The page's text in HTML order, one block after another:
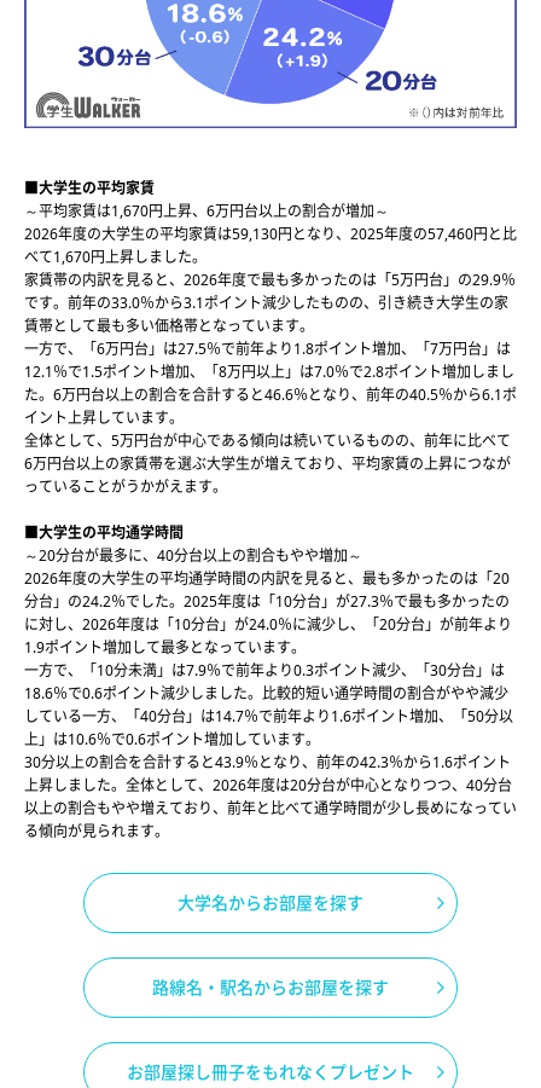
■大学生の平均家賃
～平均家賃は1,670円上昇、6万円台以上の割合が増加～
2026年度の大学生の平均家賃は59,130円となり、2025年度の57,460円と比
べて1,670円上昇しました。
家賃帯の内訳を見ると、2026年度で最も多かったのは「5万円台」の29.9％
です。前年の33.0％から3.1ポイント減少したものの、引き続き大学生の家
賃帯として最も多い価格帯となっています。
一方で、「6万円台」は27.5％で前年より1.8ポイント増加、「7万円台」は
12.1％で1.5ポイント増加、「8万円以上」は7.0％で2.8ポイント増加しまし
た。6万円台以上の割合を合計すると46.6％となり、前年の40.5％から6.1ポ
イント上昇しています。
全体として、5万円台が中心である傾向は続いているものの、前年に比べて
6万円台以上の家賃帯を選ぶ大学生が増えており、平均家賃の上昇につなが
っていることがうかがえます。
■大学生の平均通学時間
～20分台が最多に、40分台以上の割合もやや増加～
2026年度の大学生の平均通学時間の内訳を見ると、最も多かったのは「20
分台」の24.2％でした。2025年度は「10分台」が27.3％で最も多かったの
に対し、2026年度は「10分台」が24.0％に減少し、「20分台」が前年より
1.9ポイント増加して最多となっています。
一方で、「10分未満」は7.9％で前年より0.3ポイント減少、「30分台」は
18.6％で0.6ポイント減少しました。比較的短い通学時間の割合がやや減少
している一方、「40分台」は14.7％で前年より1.6ポイント増加、「50分以
上」は10.6％で0.6ポイント増加しています。
30分以上の割合を合計すると43.9％となり、前年の42.3％から1.6ポイント
上昇しました。全体として、2026年度は20分台が中心となりつつ、40分台
以上の割合もやや増えており、前年と比べて通学時間が少し長めになってい
る傾向が見られます。
大学名からお部屋を探す
路線名・駅名からお部屋を探す
お部屋探し冊子をもれなくプレゼント